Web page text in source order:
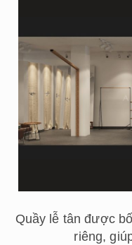
Quầy lễ tân được
riêng,